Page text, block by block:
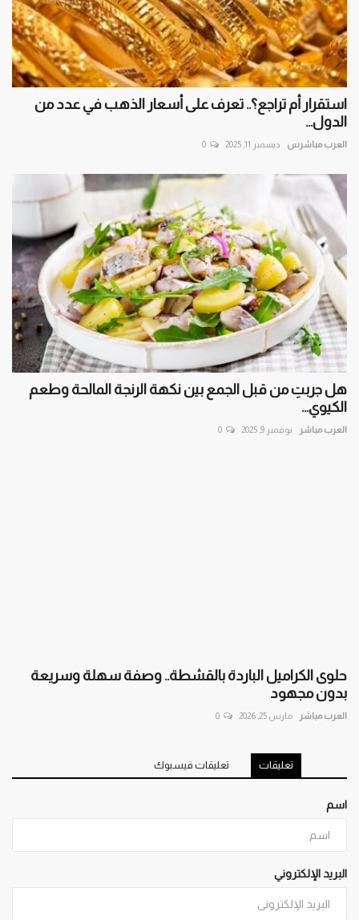
استقرار أم تراجع؟.. تعرف على أسعار الذهب في عدد من
الدول...
العرب مباشرس ديسمبر 11, 2025 0
هل جربتِ من قبل الجمع بين نكهة الرنجة المالحة وطعم
الكيوي...
العرب مباشر نوفمبر 9, 2025 0
حلوى الكراميل الباردة بالقشطة.. وصفة سهلة وسريعة
بدون مجهود
العرب مباشر مارس 25, 2026 0
تعليقات تعليقات فيسبوك
اسم
البريد الإلكتروني